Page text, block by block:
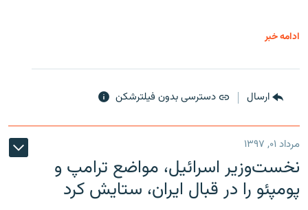
ادامه خبر
ارسال دسترسی بدون فیلترشکن
مرداد ۰۱, ۱۳۹۷
نخست‌وزیر اسرائیل، مواضع ترامپ و
پومپئو را در قبال ایران، ستایش کرد